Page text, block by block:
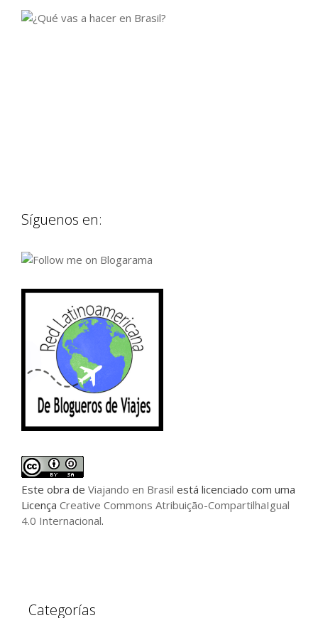
Síguenos en:
Este obra de Viajando en Brasil está licenciado com uma
Licença Creative Commons Atribuição-CompartilhaIgual
4.0 Internacional.
Categorías